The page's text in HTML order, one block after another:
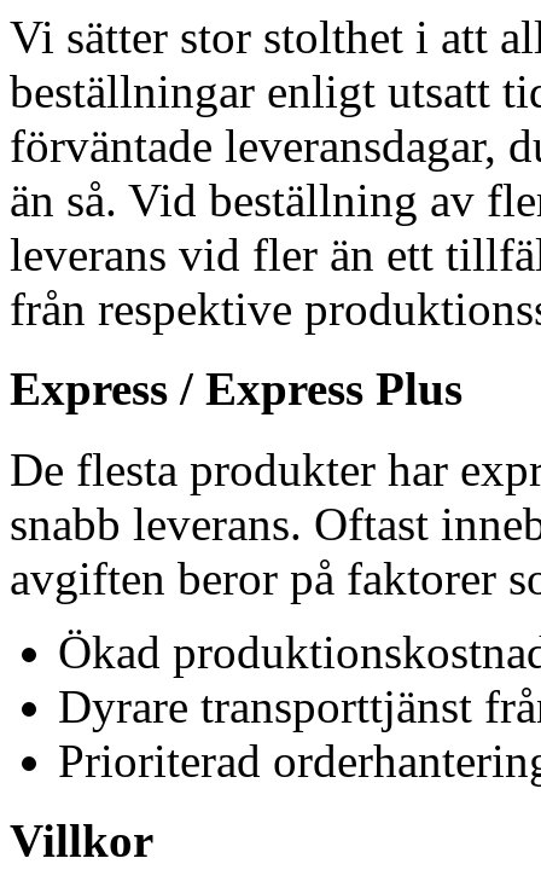
Vi sätter stor stolthet i att
beställningar enligt utsatt
förväntade leveransdagar,
än så. Vid beställning av
leverans vid fler än ett
från respektive
Express / Express Plus
De flesta produkter har
snabb leverans. Oftast
avgiften beror på faktorer
Ökad
Dyrare transporttjänst
Prioriterad
Villkor